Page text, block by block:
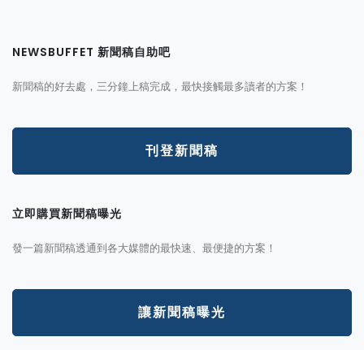
NEWSBUFFET 新聞稿自助吧
新聞稿的好去處，三分鐘上稿完成，最快接觸最多讀者的方案！
刊登新聞稿
立即購買新聞稿曝光
發一篇新聞稿透通到各大媒體的最快速、最便捷的方案！
讓新聞稿曝光